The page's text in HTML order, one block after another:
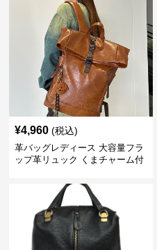
¥4,960 (税込)
革バッグレディース 大容量フラ
ップ革リュック くまチャーム付